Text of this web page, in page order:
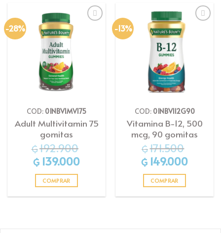
-28%
COD: 01NBVIMVI75
Adult Multivitamin 75
gomitas
₲192.900
El
precio
era:
₲192.900.
₲ 139.000El
precio
COMPRAR
-13%
COD: 01NBVI12G90
Vitamina B-12, 500
mcg, 90 gomitas
₲171.500
El
precio
era:
₲171.500.
₲ 149.000El
precio
COMPRAR